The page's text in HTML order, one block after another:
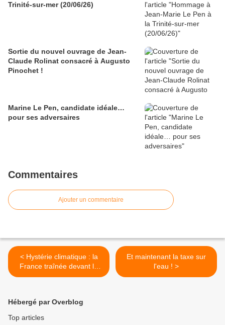
Trinité-sur-mer (20/06/26)
Sortie du nouvel ouvrage de Jean-
Claude Rolinat consacré à Augusto
Pinochet !
Marine Le Pen, candidate idéale…
pour ses adversaires
Commentaires
Ajouter un commentaire
< Hystérie climatique : la
France traînée devant la
CEDH par un député EELV
Et maintenant la taxe sur
l'eau ! >
Hébergé par Overblog
Top articles